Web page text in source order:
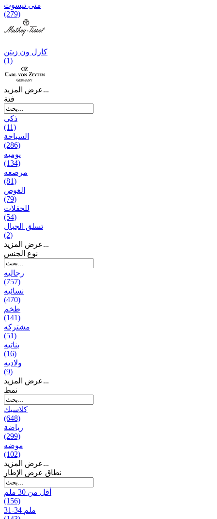
متی تیسوت
(279)
کارل ون زیتن
(1)
عرض المزيد...
فئة
ذكي
(11)
السباحة
(286)
يومیه
(134)
مرصعه
(81)
الغوص
(79)
للحفلات
(54)
تسلق الجبال
(2)
عرض المزيد...
نوع الجنس
رجالیه
(757)
نسائیه
(470)
طخم
(141)
مشتركه
(51)
بناتیه
(16)
ولادیه
(9)
عرض المزيد...
نمط
كلاسيك
(648)
رياضة
(299)
موضه
(102)
عرض المزيد...
نطاق عرض الإطار
أقل من 30 ملم
(156)
31-34 ملم